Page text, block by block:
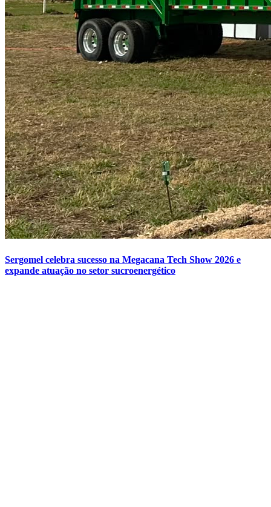
Sergomel celebra sucesso na Megacana Tech Show 2026 e
expande atuação no setor sucroenergético